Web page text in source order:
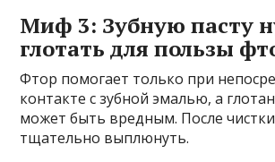
Миф 3: Зубную пасту
глотать для пользы
Фтор помогает только при
контакте с зубной эмалью, а
может быть вредным. После чистки
тщательно выплюнуть.